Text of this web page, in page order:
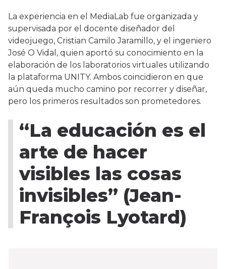
La experiencia en el MediaLab fue organizada y
supervisada por el docente diseñador del
videojuego, Cristian Camilo Jaramillo, y el ingeniero
José O Vidal, quien aportó su conocimiento en la
elaboración de los laboratorios virtuales utilizando
la plataforma UNITY. Ambos coincidieron en que
aún queda mucho camino por recorrer y diseñar,
pero los primeros resultados son prometedores.
“La educación es el
arte de hacer
visibles las cosas
invisibles” (Jean-
François Lyotard)